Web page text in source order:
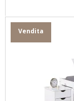
Vendita